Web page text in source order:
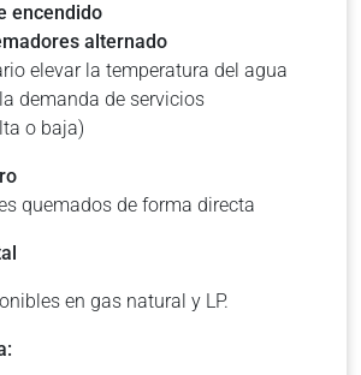
encendido
alternado
elevar la temperatura del agua
demanda de servicios
o baja)
quemados de forma directa
en gas natural y LP.